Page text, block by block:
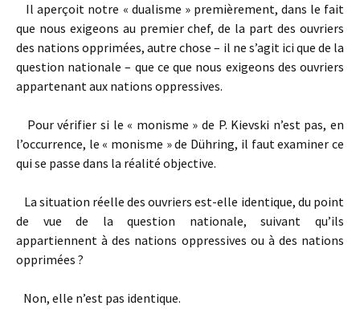
Il aperçoit notre « dualisme » premièrement, dans le fait
que nous exi­geons au premier chef, de la part des ouvriers
des nations opprimées, autre chose – il ne s’agit ici que de la
question nationale – que ce que nous exigeons des ouvriers
appartenant aux nations oppressives.
Pour vérifier si le « monisme » de P. Kievski n’est pas, en
l’occurrence, le « monisme » de Dühring, il faut examiner ce
qui se passe dans la réalité objective.
La situation réelle des ouvriers est-elle identique, du point
de vue de la question nationale, suivant qu’ils
appartiennent à des nations oppressives ou à des nations
opprimées ?
Non, elle n’est pas identique.